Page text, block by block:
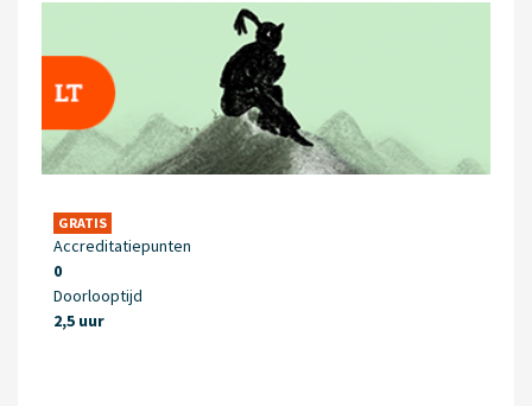
GRATIS
Accreditatiepunten
0
Doorlooptijd
2,5 uur